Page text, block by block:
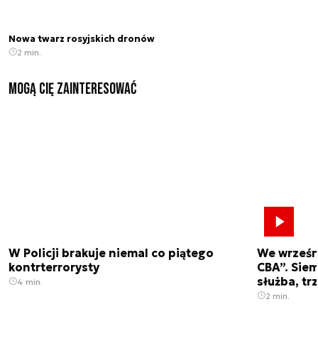
Nowa twarz rosyjskich dronów
2 min.
Mogą Cię zainteresować
W Policji brakuje niemal co piątego
kontrterrorysty
4 min.
We
CBA”.
służba,
2 min.